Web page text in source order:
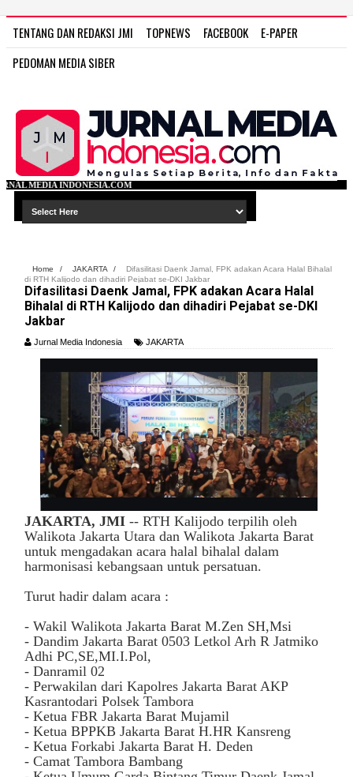
TENTANG DAN REDAKSI JMI TOPNEWS FACEBOOK
E-PAPER
PEDOMAN MEDIA SIBER
Home / JAKARTA /
Difasilitasi Daenk Jamal, FPK adakan Acara Halal Bihalal
di RTH Kalijodo dan dihadiri Pejabat se-DKI Jakbar
Difasilitasi Daenk Jamal, FPK adakan Acara Halal
Bihalal di RTH Kalijodo dan dihadiri Pejabat se-DKI
Jakbar
Jurnal Media Indonesia JAKARTA
JAKARTA, JMI -- RTH Kalijodo terpilih oleh
Walikota Jakarta Utara dan Walikota Jakarta Barat
untuk mengadakan acara halal bihalal dalam
harmonisasi kebangsaan untuk persatuan.
Turut hadir dalam acara :
- Wakil Walikota Jakarta Barat M.Zen SH,Msi
- Dandim Jakarta Barat 0503 Letkol Arh R Jatmiko
Adhi PC,SE,MI.I.Pol,
- Danramil 02
- Perwakilan dari Kapolres Jakarta Barat AKP
Kasrantodari Polsek Tambora
- Ketua FBR Jakarta Barat Mujamil
- Ketua BPPKB Jakarta Barat H.HR Kansreng
- Ketua Forkabi Jakarta Barat H. Deden
- Camat Tambora Bambang